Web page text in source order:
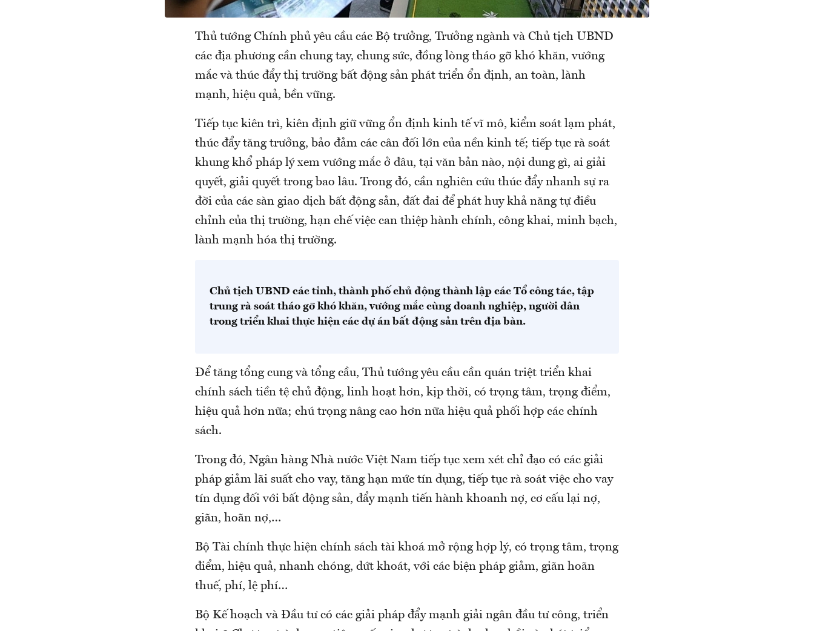
Thủ tướng Chính phủ yêu cầu các Bộ trưởng, Trưởng ngành và Chủ tịch UBND
các địa phương cần chung tay, chung sức, đồng lòng tháo gỡ khó khăn, vướng
mắc và thúc đẩy thị trường bất động sản phát triển ổn định, an toàn, lành
mạnh, hiệu quả, bền vững.
Tiếp tục kiên trì, kiên định giữ vững ổn định kinh tế vĩ mô, kiểm soát lạm phát,
thúc đẩy tăng trưởng, bảo đảm các cân đối lớn của nền kinh tế; tiếp tục rà soát
khung khổ pháp lý xem vướng mắc ở đâu, tại văn bản nào, nội dung gì, ai giải
quyết, giải quyết trong bao lâu. Trong đó, cần nghiên cứu thúc đẩy nhanh sự ra
đời của các sàn giao dịch bất động sản, đất đai để phát huy khả năng tự điều
chỉnh của thị trường, hạn chế việc can thiệp hành chính, công khai, minh bạch,
lành mạnh hóa thị trường.
Chủ tịch UBND các tỉnh, thành phố chủ động thành lập các Tổ công tác, tập
trung rà soát tháo gỡ khó khăn, vướng mắc cùng doanh nghiệp, người dân
trong triển khai thực hiện các dự án bất động sản trên địa bàn.
Để tăng tổng cung và tổng cầu, Thủ tướng yêu cầu cần quán triệt triển khai
chính sách tiền tệ chủ động, linh hoạt hơn, kịp thời, có trọng tâm, trọng điểm,
hiệu quả hơn nữa; chú trọng nâng cao hơn nữa hiệu quả phối hợp các chính
sách.
Trong đó, Ngân hàng Nhà nước Việt Nam tiếp tục xem xét chỉ đạo có các giải
pháp giảm lãi suất cho vay, tăng hạn mức tín dụng, tiếp tục rà soát việc cho vay
tín dụng đối với bất động sản, đẩy mạnh tiến hành khoanh nợ, cơ cấu lại nợ,
giãn, hoãn nợ,…
Bộ Tài chính thực hiện chính sách tài khoá mở rộng hợp lý, có trọng tâm, trọng
điểm, hiệu quả, nhanh chóng, dứt khoát, với các biện pháp giảm, giãn hoãn
thuế, phí, lệ phí…
Bộ Kế hoạch và Đầu tư có các giải pháp đẩy mạnh giải ngân đầu tư công, triển